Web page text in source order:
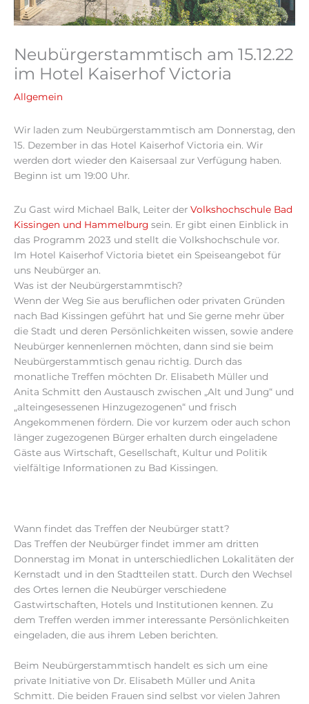
Neubürgerstammtisch am 15.12.22
im Hotel Kaiserhof Victoria
Allgemein
Wir laden zum Neubürgerstammtisch am Donnerstag, den
15. Dezember in das Hotel Kaiserhof Victoria ein. Wir
werden dort wieder den Kaisersaal zur Verfügung haben.
Beginn ist um 19:00 Uhr.
Zu Gast wird Michael Balk, Leiter der Volkshochschule Bad
Kissingen und Hammelburg sein. Er gibt einen Einblick in
das Programm 2023 und stellt die Volkshochschule vor.
Im Hotel Kaiserhof Victoria bietet ein Speiseangebot für
uns Neubürger an.
Was ist der Neubürgerstammtisch?
Wenn der Weg Sie aus beruflichen oder privaten Gründen
nach Bad Kissingen geführt hat und Sie gerne mehr über
die Stadt und deren Persönlichkeiten wissen, sowie andere
Neubürger kennenlernen möchten, dann sind sie beim
Neubürgerstammtisch genau richtig. Durch das
monatliche Treffen möchten Dr. Elisabeth Müller und
Anita Schmitt den Austausch zwischen „Alt und Jung“ und
„alteingesessenen Hinzugezogenen“ und frisch
Angekommenen fördern. Die vor kurzem oder auch schon
länger zugezogenen Bürger erhalten durch eingeladene
Gäste aus Wirtschaft, Gesellschaft, Kultur und Politik
vielfältige Informationen zu Bad Kissingen.
Wann findet das Treffen der Neubürger statt?
Das Treffen der Neubürger findet immer am dritten
Donnerstag im Monat in unterschiedlichen Lokalitäten der
Kernstadt und in den Stadtteilen statt. Durch den Wechsel
des Ortes lernen die Neubürger verschiedene
Gastwirtschaften, Hotels und Institutionen kennen. Zu
dem Treffen werden immer interessante Persönlichkeiten
eingeladen, die aus ihrem Leben berichten.
Beim Neubürgerstammtisch handelt es sich um eine
private Initiative von Dr. Elisabeth Müller und Anita
Schmitt. Die beiden Frauen sind selbst vor vielen Jahren